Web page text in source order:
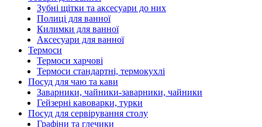
Зубні щітки та аксесуари до них
Полиці для ванної
Килимки для ванної
Аксесуари для ванної
Термоси
Термоси харчові
Термоси стандартні, термокухлі
Посуд для чаю та кави
Заварники, чайники-заварники, чайники
Гейзерні кавоварки, турки
Посуд для сервірування столу
Графіни та глечики